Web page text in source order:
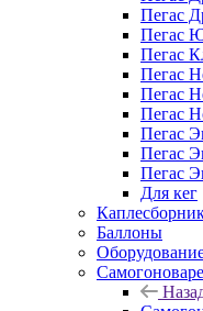
Пегас
Пегас
Пегас
Пегас
Пегас
Пегас
Пегас
Пегас
Пегас
Для кег
Баллоны